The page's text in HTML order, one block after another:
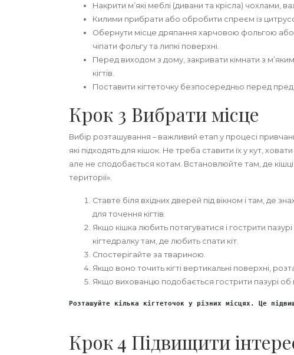
Накрити м’які меблі (дивани та крісла)
Килими прибрати або обробити спреєм із
Обернути місце дряпання харчовою фольгою
чіпати фольгу та липкі поверхні.
Перед виходом з дому, закривати кімнати з
кігтів.
Поставити кігтеточку безпосередньо перед
Крок 3 Вибрати місце
Вибір розташування – важливий етап у процесі
які підходять для кішок. Не треба ставити їх у кут,
але не сподобається котам. Встановлюйте там, де
території».
Ставте біля вхідних дверей під вікном і там, де
для точення кігтів.
Якщо кішка любить потягуватися і гострити
кігтедралку там, де любить спати кіт.
Спостерігайте за твариною.
Якщо воно точить кігті вертикальні поверхні,
Якщо вихованцю подобається гострити пазурі
Розташуйте кілька кігтеточок у різних місцях. Це
Крок 4 Підвищити